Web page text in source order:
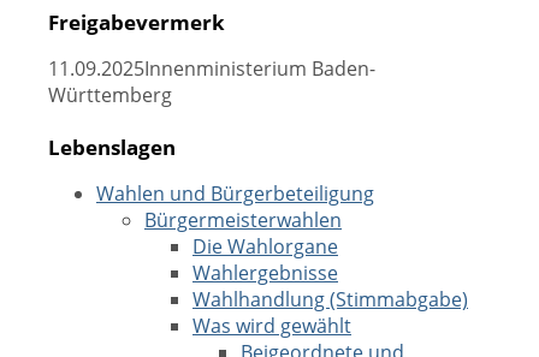
Freigabevermerk
11.09.2025Innenministerium Baden-
Württemberg
Lebenslagen
Wahlen und Bürgerbeteiligung
Bürgermeisterwahlen
Die Wahlorgane
Wahlergebnisse
Wahlhandlung (Stimmabgabe)
Was wird gewählt